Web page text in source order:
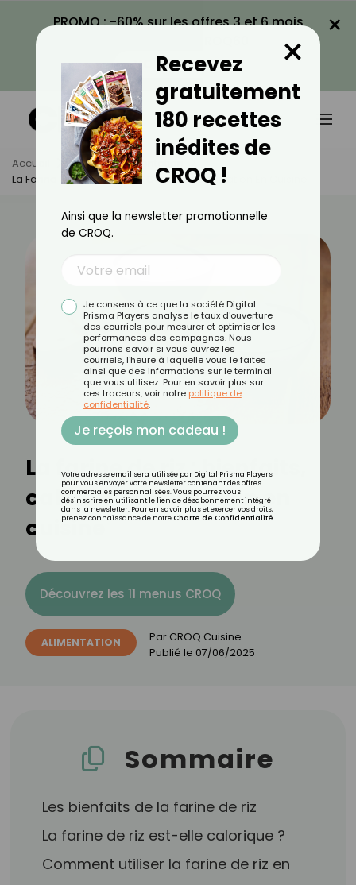
PROMO : -60% sur les offres 3 et 6 mois
VOIR LA PROMO
×
Accueil Actus
Alimentation
La Farine De Riz : Bienfaits, Calories Et Utilisation En Cuisine
La farine de riz : bienfaits,
calories et utilisation en
cuisine
Découvrez les 11 menus CROQ
ALIMENTATION Par CROQ Cuisine
Publié le 07/06/2025
Sommaire
Les bienfaits de la farine de riz
La farine de riz est-elle calorique ?
Comment utiliser la farine de riz en
Recevez
gratuitement
180 recettes
inédites de
CROQ !
×
Ainsi que la newsletter promotionnelle
de CROQ.
Je consens à ce que la société Digital
Prisma Players analyse le taux d'ouverture
des courriels pour mesurer et optimiser les
performances des campagnes. Nous
pourrons savoir si vous ouvrez les
courriels, l'heure à laquelle vous le faites
ainsi que des informations sur le terminal
que vous utilisez. Pour en savoir plus sur
ces traceurs, voir notre politique de
confidentialité.
Je reçois mon cadeau !
Votre adresse email sera utilisée par Digital Prisma Players
pour vous envoyer votre newsletter contenant des offres
commerciales personnalisées. Vous pourrez vous
désinscrire en utilisant le lien de désabonnement intégré
dans la newsletter. Pour en savoir plus et exercer vos droits,
prenez connaissance de notre Charte de Confidentialité.